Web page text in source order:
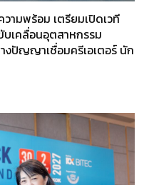
มพร้อม เตรียมเปิดเวที
เคลื่อนอุตสาหกรรม
งปัญญาเชื่อมครีเอเตอร์ นัก